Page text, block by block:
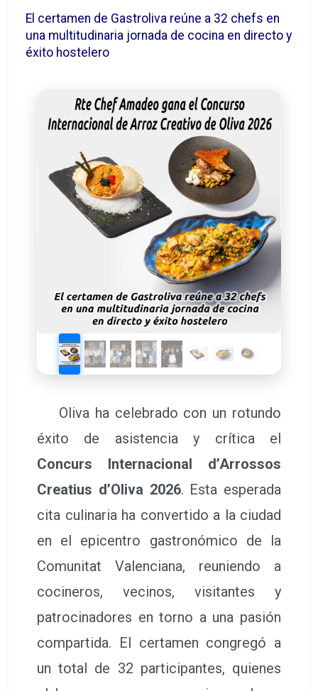
El certamen de Gastroliva reúne a 32 chefs en
una multitudinaria jornada de cocina en directo y
éxito hostelero